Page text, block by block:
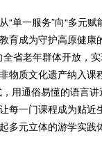
一服务”向“多元赋
成为守护高原健康
省老年群体开放，
物质文化遗产纳入
用通俗易懂的语言
每一门课程成为贴近
多元立体的游学实践